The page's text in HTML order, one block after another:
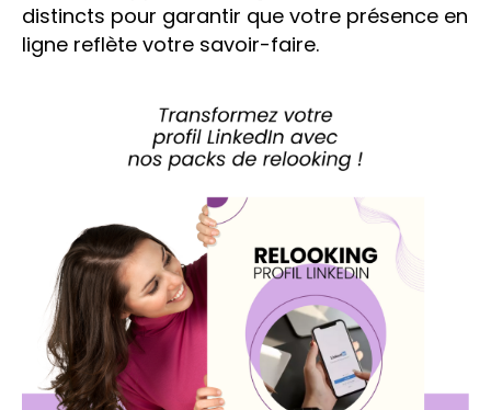
distincts pour garantir que votre présence en
ligne reflète votre savoir-faire.